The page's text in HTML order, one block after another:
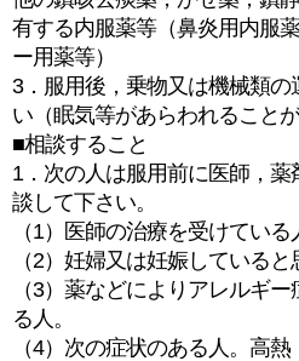
有する内服薬等（鼻炎用内服
ー用薬等）
3．服用後，乗物又は機械類の
い（眠気等があらわれることが
■相談すること
1．次の人は服用前に医師，
談して下さい。
（1）医師の治療を受けている
（2）妊婦又は妊娠していると
（3）薬などによりアレルギ
る人。
（4）次の症状のある人。高熱